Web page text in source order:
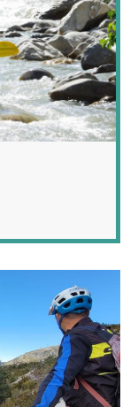
selvaggia!
da
Venite a
e singletrack